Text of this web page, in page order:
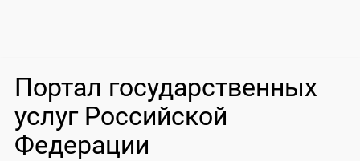
Портал государственных
услуг Российской
Федерации